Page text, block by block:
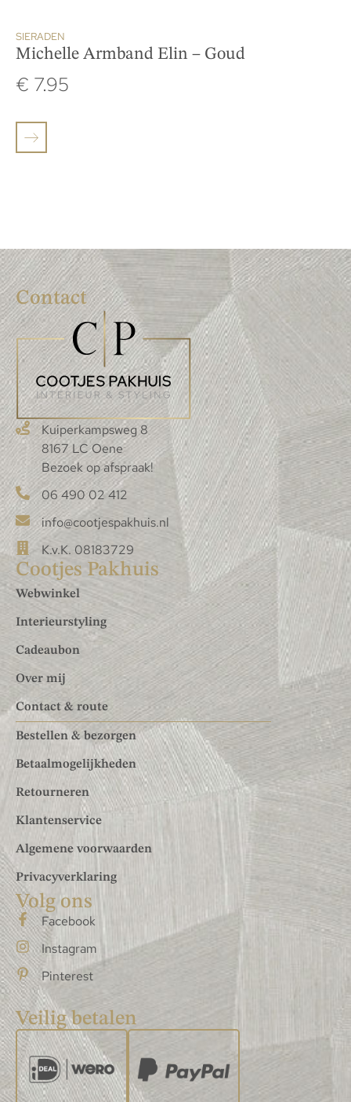
SIERADEN
Michelle Armband Elin – Goud
€ 7.95
Contact
Kuiperkampsweg 8
8167 LC Oene
Bezoek op afspraak!
06 490 02 412
info@cootjespakhuis.nl
K.v.K. 08183729
Cootjes Pakhuis
Webwinkel
Interieurstyling
Cadeaubon
Over mij
Contact & route
Bestellen & bezorgen
Betaalmogelijkheden
Retourneren
Klantenservice
Algemene voorwaarden
Privacyverklaring
Volg ons
Facebook
Instagram
Pinterest
Veilig betalen